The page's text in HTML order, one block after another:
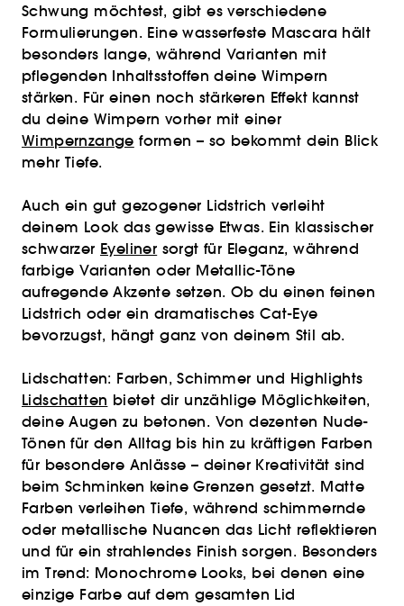
Schwung möchtest, gibt es verschiedene
Formulierungen. Eine wasserfeste Mascara hält
besonders lange, während Varianten mit
pflegenden Inhaltsstoffen deine Wimpern
stärken. Für einen noch stärkeren Effekt kannst
du deine Wimpern vorher mit einer
Wimpernzange formen – so bekommt dein Blick
mehr Tiefe.
Auch ein gut gezogener Lidstrich verleiht
deinem Look das gewisse Etwas. Ein klassischer
schwarzer Eyeliner sorgt für Eleganz, während
farbige Varianten oder Metallic-Töne
aufregende Akzente setzen. Ob du einen feinen
Lidstrich oder ein dramatisches Cat-Eye
bevorzugst, hängt ganz von deinem Stil ab.
Lidschatten: Farben, Schimmer und Highlights
Lidschatten bietet dir unzählige Möglichkeiten,
deine Augen zu betonen. Von dezenten Nude-
Tönen für den Alltag bis hin zu kräftigen Farben
für besondere Anlässe – deiner Kreativität sind
beim Schminken keine Grenzen gesetzt. Matte
Farben verleihen Tiefe, während schimmernde
oder metallische Nuancen das Licht reflektieren
und für ein strahlendes Finish sorgen. Besonders
im Trend: Monochrome Looks, bei denen eine
einzige Farbe auf dem gesamten Lid